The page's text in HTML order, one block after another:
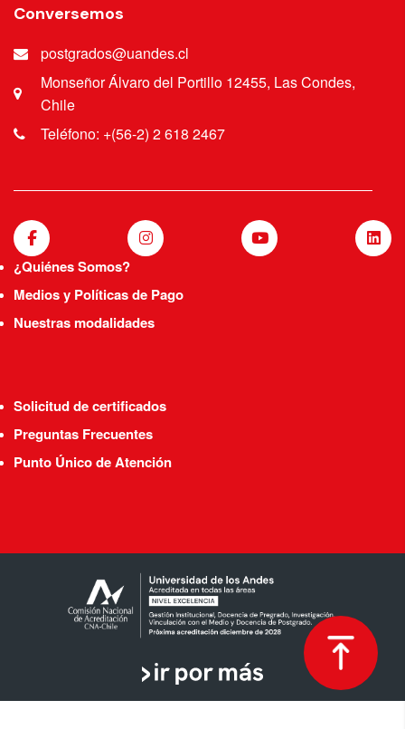
Conversemos
postgrados@uandes.cl
Monseñor Álvaro del Portillo 12455, Las Condes,
Chile
Teléfono: +(56-2) 2 618 2467
¿Quiénes Somos?
Medios y Políticas de Pago
Nuestras modalidades
Solicitud de certificados
Preguntas Frecuentes
Punto Único de Atención